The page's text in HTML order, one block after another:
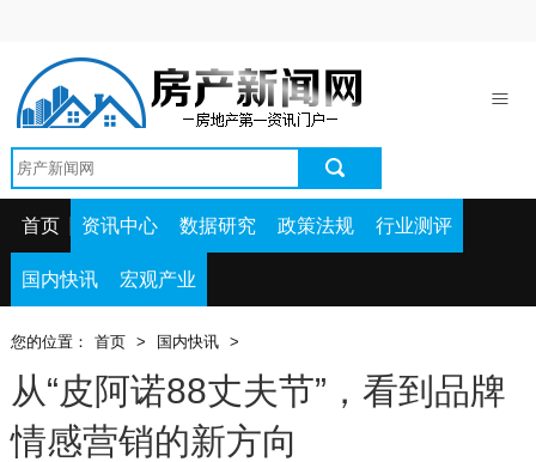
资讯中心
政策法规
国内快讯
首页 资讯中心 数据研究 政策法规 行业测评
国内快讯 宏观产业
您的位置： 首页 > 国内快讯 >
从“皮阿诺88丈夫节”，看到品牌
情感营销的新方向